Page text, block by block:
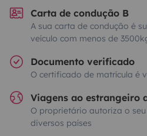
Carta de condução B
A sua carta de condução é
veículo com menos de
Documento verificado
O certificado de matrícula é
Viagens ao estrangeiro
O proprietário autoriza o
diversos países